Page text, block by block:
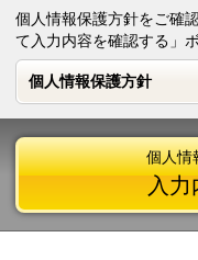
個人情報保護方針をご確
て入力内容を確認する」
個人情報保護方針
個人情報保護方針
個人情
入